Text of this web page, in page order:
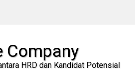
Company
HRD dan Kandidat Potensial